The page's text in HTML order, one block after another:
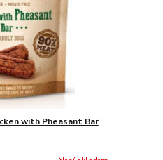
with Pheasant Bar